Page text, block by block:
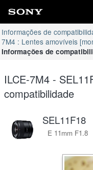
Informações de
7M4 : Lentes amovíveis
Informações de
ILCE-7M4 -
compatibilidade
SEL11F18
E 11mm F1.8